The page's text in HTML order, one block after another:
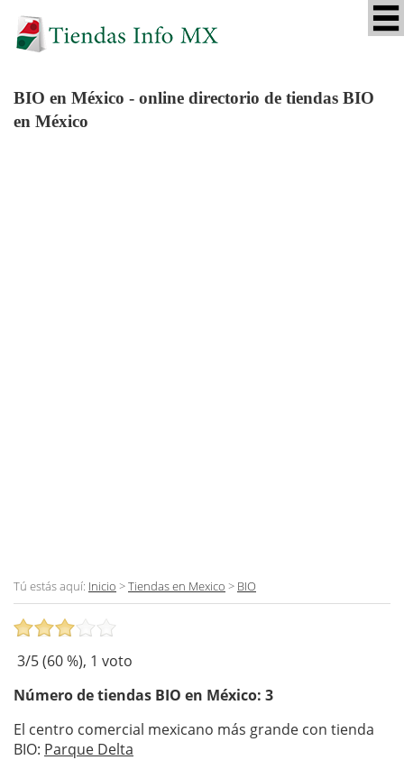
BIO en México - online directorio de tiendas BIO
en México
Tú estás aquí: Inicio >Tiendas en Mexico > BIO
3/5 (60%), 1 voto
Número de tiendas BIO en México: 3
El centro comercial mexicano más grande con tienda
BIO: Parque Delta